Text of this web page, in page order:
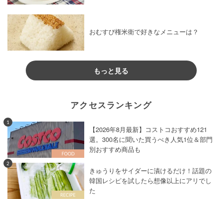
おむすび権米衛で好きなメニューは？
もっと見る
アクセスランキング
1
【2026年8月最新】コストコおすすめ121
選。300名に聞いた買うべき人気1位＆部門
別おすすめ商品も
2
きゅうりをサイダーに漬けるだけ！話題の
韓国レシピを試したら想像以上にアリでし
た